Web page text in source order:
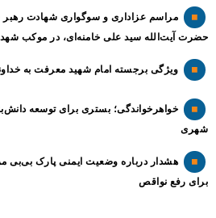
مراسم عزاداری و سوگواری شهادت رهبر
حضرت آیت‌الله سید علی خامنه‌ای، در موکب
ویژگی برجسته امام شهید معرفت به
خواهرخواندگی؛ بستری برای توسعه
شهری
هشدار درباره وضعیت ایمنی پارک بی‌بی
برای رفع نواقص